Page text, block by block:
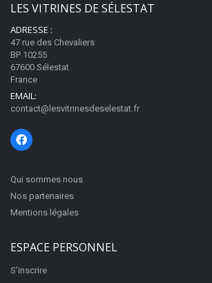
LES VITRINES DE SÉLESTAT
ADRESSE :
47 rue des Chevaliers
BP 10255
67600 Sélestat
France
EMAIL:
contact@lesvitrinesdeselestat.fr
Qui sommes nous
Nos partenaires
Mentions légales
ESPACE PERSONNEL
S'inscrire